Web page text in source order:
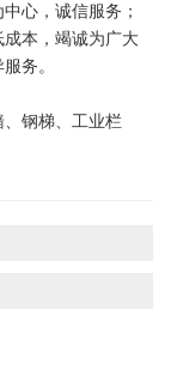
心，诚信服务；
本，竭诚为广大
务。
钢梯、工业栏